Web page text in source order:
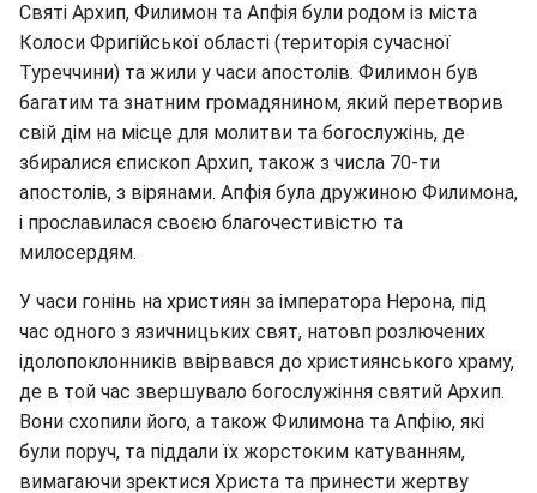
Святі Архип, Филимон та Апфія були родом із міста
Колоси Фригійської області (територія сучасної
Туреччини) та жили у часи апостолів. Филимон був
багатим та знатним громадянином, який перетворив
свій дім на місце для молитви та богослужінь, де
збиралися єпископ Архип, також з числа 70-ти
апостолів, з вірянами. Апфія була дружиною Филимона,
і прославилася своєю благочестивістю та
милосердям.
У часи гонінь на християн за імператора Нерона, під
час одного з язичницьких свят, натовп розлючених
ідолопоклонників ввірвався до християнського храму,
де в той час звершувало богослужіння святий Архип.
Вони схопили його, а також Филимона та Апфію, які
були поруч, та піддали їх жорстоким катуванням,
вимагаючи зректися Христа та принести жертву